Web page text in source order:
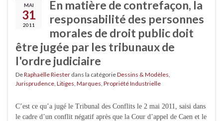
MAI
31
2011
En matière de contrefaçon, la
responsabilité des personnes
morales de droit public doit
être jugée par les tribunaux de
l'ordre judiciaire
DeRaphaëlle Riester dans la catégorieDessins & Modèles
Jurisprudence Litiges Marques Propriété Industrielle
C’est ce qu’a jugé le Tribunal des Conflits le 2 mai 2011, saisi dans
le cadre d’un conflit négatif après que la Cour d’appel de Caen et le